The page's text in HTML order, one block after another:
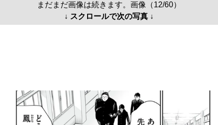
まだまだ画像は続きます。画像（12/60）
↓ スクロールで次の写真 ↓